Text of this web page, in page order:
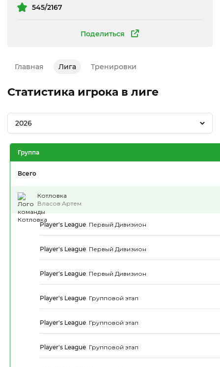
Поделиться
545/2167
Главная Лига Тренировки
Статистика игрока в лиге
2026
Группа
Всего
Котловка
Власов Артем
Player's League. Первый Дивизион
Player's League. Первый Дивизион
Player's League. Первый Дивизион
Player's League. Групповой этап
Player's League. Групповой этап
Player's League. Групповой этап